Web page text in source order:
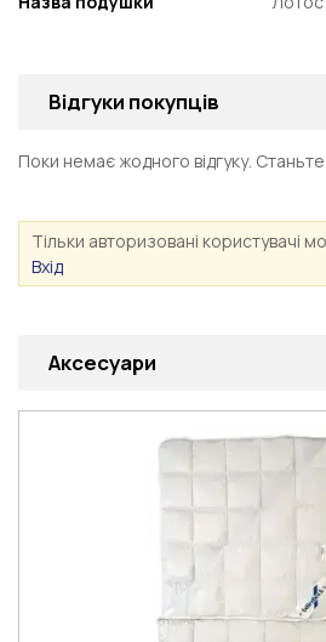
Відгуки покупців
Поки немає жодного відгуку.
Тільки авторизовані користувачі
Вхід
Аксесуари